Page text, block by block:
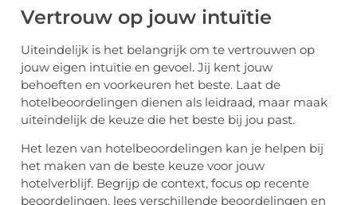
Vertrouw op jouw intuïtie
Uiteindelijk is het belangrijk om te vertrouwen op
jouw eigen intuïtie en gevoel. Jij kent jouw
behoeften en voorkeuren het beste. Laat de
hotelbeoordelingen dienen als leidraad, maar maak
uiteindelijk de keuze die het beste bij jou past.
Het lezen van hotelbeoordelingen kan je helpen bij
het maken van de beste keuze voor jouw
hotelverblijf. Begrijp de context, focus op recente
beoordelingen, lees verschillende beoordelingen en